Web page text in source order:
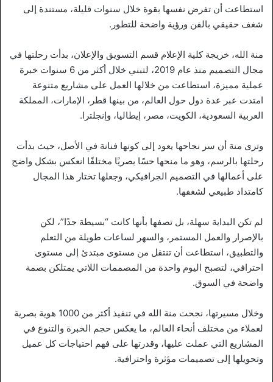
استطاعت أن تفرض نفسها بقوة خلال سنوات قليلة، مستندة إلى
شغف حقيقي بالفن ورؤية واضحة للتطور.
منة الله، خريجة كلية الإعلام قسم التسويق والإعلان، بدأت رحلتها في
مجال التصميم منذ عام 2019، لتبني خلال أكثر من 6 سنوات خبرة
عملية مميزة، استطاعت من خلالها العمل على مشاريع متنوعة
امتدت عبر عدة دول حول العالم، من بينها قطر، الإمارات، المملكة
العربية السعودية، الكويت، مصر، إيطاليا، وإنجلترا.
وترى منة أن سر نجاحها يعود إلى كونها فنانة في الأصل، حيث بدأت
رحلتها بالرسم، وهو ما منحها حسًا بصريًا مختلفًا انعكس بشكل واضح
على أعمالها في التصميم الجرافيكي، وجعلها تختار هذا المجال
كامتداد طبيعي لشغفها.
لم تكن البداية سهلة، بل تصفها بأنها كانت “بسيطة جدًا”، لكن
بالإصرار والعمل المستمر، والسهر لساعات طويلة من التعلم
والتطبيق، استطاعت أن تنتقل من مستوى مبتدئ إلى مستوى
احترافي، لتصبح اليوم واحدة من المصممات اللاتي يمتلكن بصمة
واضحة في السوق.
وخلال مسيرتها، نجحت منة الله في تنفيذ أكثر من 1000 هوية بصرية
لعملاء من مختلف أنحاء العالم، ما يعكس حجم الخبرة والتنوع في
المشاريع التي عملت عليها، وقدرتها على فهم احتياجات كل عميل
وتحويلها إلى تصميمات مؤثرة واحترافية.